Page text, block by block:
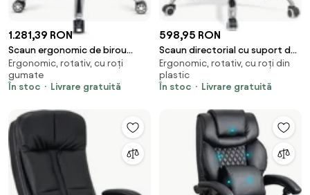
1.281,39 RON
Scaun ergonomic de birou
negru rezistent 150 kg din mesh
cu suport lombar cu masaj și
încălzire SYYT 9521
Ergonomic, rotativ, cu roți
gumate
În stoc
Livrare gratuită
598,95 RON
Scaun directorial cu suport de
picioareOFF 418 maro
Ergonomic, rotativ, cu roți din
plastic
În stoc
Livrare gratuită